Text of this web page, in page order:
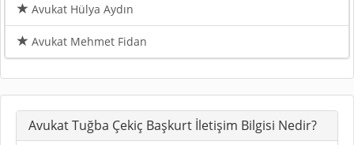
Avukat Hülya Aydın
Avukat Mehmet Fidan
Avukat Tuğba Çekiç Başkurt İletişim Bilgisi Nedir?